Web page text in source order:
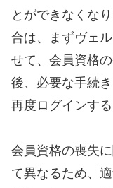
とができなくな
合は、まずヴェ
せて、会員資格
後、必要な手続
再度ログインす
会員資格の喪失
て異なるため、